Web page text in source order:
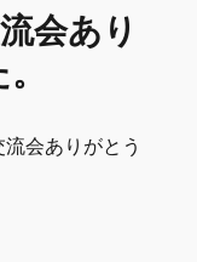
(日)
リ
イ
ベ
会あり
会ありがとう